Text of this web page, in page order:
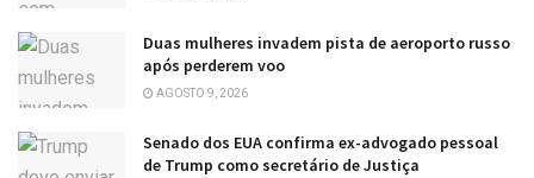
Duas mulheres invadem pista de aeroporto russo
após perderem voo
AGOSTO 9, 2026
Senado dos EUA confirma ex-advogado pessoal
de Trump como secretário de Justiça